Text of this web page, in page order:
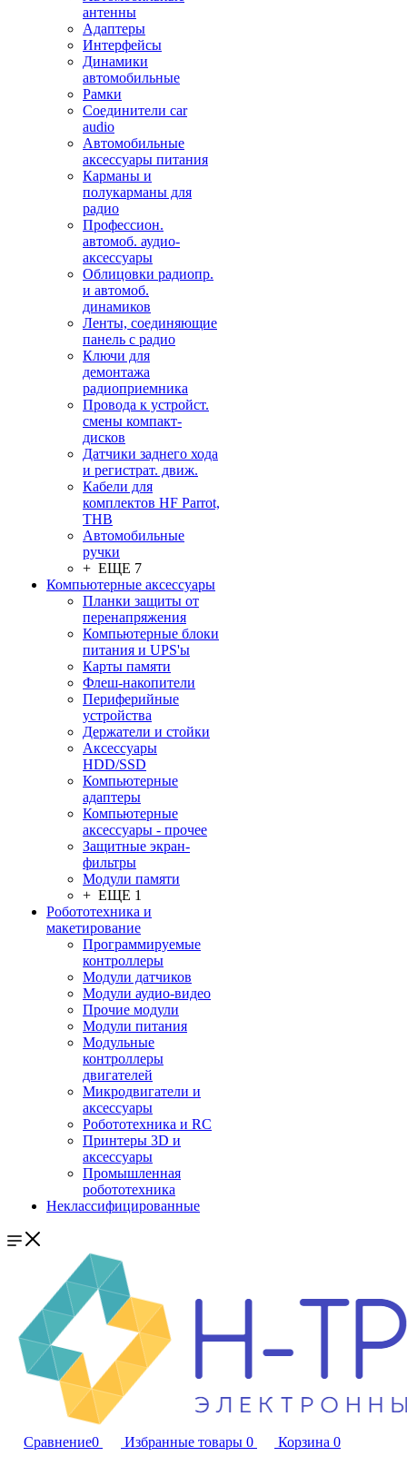
антенны
Адаптеры
Интерфейсы
Динамики
автомобильные
Рамки
Соединители car
audio
Автомобильные
аксессуары питания
Карманы и
полукарманы для
радио
Профессион.
автомоб. аудио-
аксессуары
Облицовки радиопр.
и автомоб.
динамиков
Ленты, соединяющие
панель с радио
Ключи для
демонтажа
радиоприемника
Провода к устройст.
смены компакт-
дисков
Датчики заднего хода
и регистрат. движ.
Кабели для
комплектов HF Parrot,
THB
Автомобильные
ручки
+ ЕЩЕ 7
Компьютерные аксессуары
Планки защиты от
перенапряжения
Компьютерные блоки
питания и UPS'ы
Карты памяти
Флеш-накопители
Периферийные
устройства
Держатели и стойки
Аксессуары
HDD/SSD
Компьютерные
адаптеры
Компьютерные
аксессуары - прочее
Защитные экран-
фильтры
Модули памяти
+ ЕЩЕ 1
Робототехника и
макетирование
Программируемые
контроллеры
Модули датчиков
Модули аудио-видео
Прочие модули
Модули питания
Модульные
контроллеры
двигателей
Микродвигатели и
аксессуары
Робототехника и RC
Принтеры 3D и
аксессуары
Промышленная
робототехника
Неклассифицированные
Сравнение0 Избранные товары 0 Корзина 0